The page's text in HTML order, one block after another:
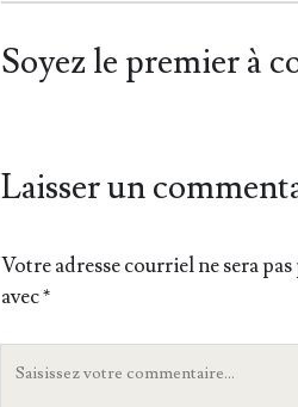
Soyez le premier à
Laisser un
Votre adresse courriel ne sera pas
avec*